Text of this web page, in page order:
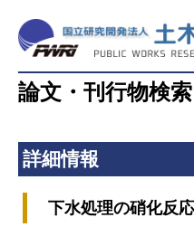
論文・刊行物検索
詳細情報
下水処理の硝化反